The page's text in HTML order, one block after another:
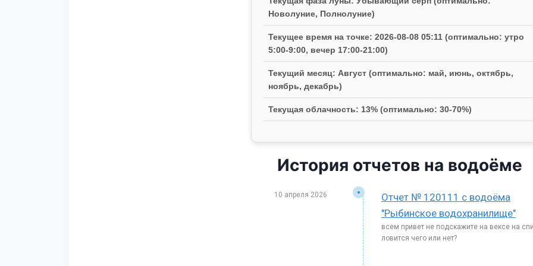
Новолуние, Полнолуние)
Текущее время на точке: 2026-08-08 05:11 (оптимально: утро
5:00-9:00, вечер 17:00-21:00)
Текущий месяц: Август (оптимально: май, июнь, октябрь,
ноябрь, декабрь)
Текущая облачность: 13% (оптимально: 30-70%)
История отчетов на водоёме
10 апреля 2026
Отчет № 120111 с водоёма
"Рыбинское водохранилище"
всем привет не подскажите на вексе на
ловится чего или нет?